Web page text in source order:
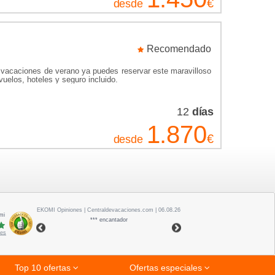
las ruinas de Teotihuacán, los canales de Xochimilco y
no podíamos olvidarnos de la capital nacional,
el mítico Zócalo y cerca de 200 museos.
€
desde
Recomendado
de verano ya puedes reservar este maravilloso
hoteles y seguro incluido.
12 días
1.870€
desde
EKOMIOpiniones
| Centraldevacaciones.com | 06.08.26
*** encantador
Top 10 ofertas Ofertas especiales